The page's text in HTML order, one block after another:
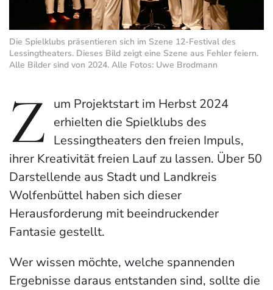
Die Spielklubs präsentieren sich im Szene 12-Festival des
Lessingtheaters. Dieses Bild zeigt eine Szene aus Fehler feiern.
Alle Bilder sind von 2024. Alle Fotos: Uwe Brodmann
Z um Projektstart im Herbst 2024
erhielten die Spielklubs des
Lessingtheaters den freien Impuls,
ihrer Kreativität freien Lauf zu lassen. Über 50
Darstellende aus Stadt und Landkreis
Wolfenbüttel haben sich dieser
Herausforderung mit beeindruckender
Fantasie gestellt.
Wer wissen möchte, welche spannenden
Ergebnisse daraus entstanden sind, sollte die